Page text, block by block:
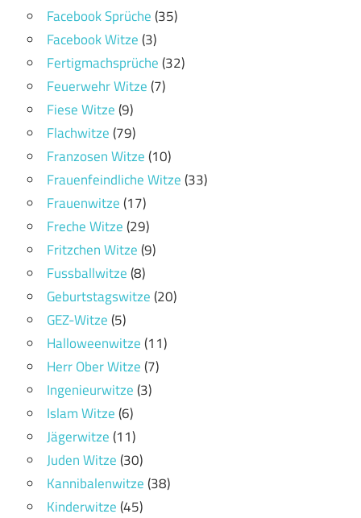
Facebook Sprüche(35)
Facebook Witze(3)
Fertigmachsprüche(32)
Feuerwehr Witze(7)
Fiese Witze(9)
Flachwitze(79)
Franzosen Witze(10)
Frauenfeindliche Witze(33)
Frauenwitze(17)
Freche Witze(29)
Fritzchen Witze(9)
Fussballwitze(8)
Geburtstagswitze(20)
GEZ-Witze(5)
Halloweenwitze(11)
Herr Ober Witze(7)
Ingenieurwitze(3)
Islam Witze(6)
Jägerwitze(11)
Juden Witze(30)
Kannibalenwitze(38)
Kinderwitze(45)